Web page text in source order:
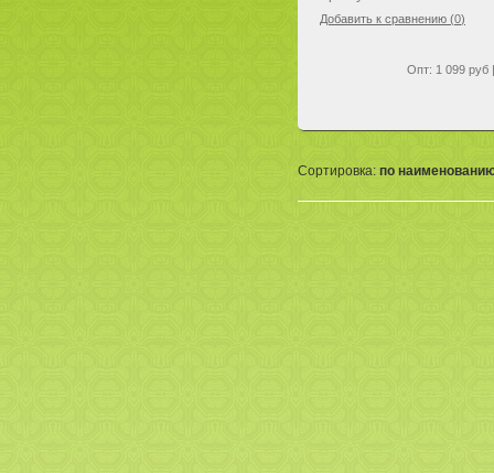
Добавить к сравнению (0)
Опт: 1 099 руб
Сортировка: по